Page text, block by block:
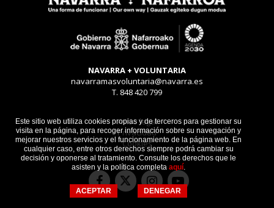
Este sitio web utiliza cookies propias y de terceros para gestionar su
visita en la página, para recoger información sobre su navegación y
mejorar nuestros servicios y el funcionamiento de la página web. En
cualquier caso, entre otros derechos siempre podrá cambiar su
decisión y oponerse al tratamiento. Consulte los derechos que le
asisten y la política completa aquí.
ACEPTAR DENEGAR
NAVARRA + VOLUNTARIA
navarramasvoluntaria@navarra.es
T. 848 420 799
Aviso legal
Privacidad
Cookies
Facebook
Twitter
InstagramYoutube